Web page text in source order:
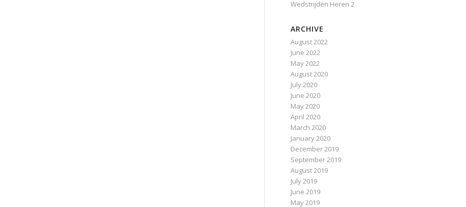
Wedstrijden Heren 2
ARCHIVE
August 2022
June 2022
May 2022
August 2020
July 2020
June 2020
May 2020
April 2020
March 2020
January 2020
December 2019
September 2019
August 2019
July 2019
June 2019
May 2019